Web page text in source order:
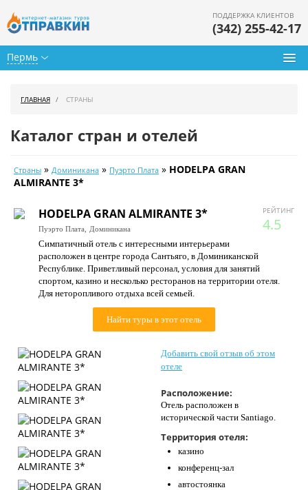
Пермь
ПОДДЕРЖКА КЛИЕНТОВ
(342) 255-42-17
Календарь туров
Цены дня
Страны
Как купить
О нас
ГЛАВНАЯ СТРАНЫ
Каталог стран и отелей
Страны » Доминикана » Пуэрто Плата » HODELPA GRAN
ALMIRANTE 3*
РЕЙТИНГ
4.5
HODELPA GRAN ALMIRANTE 3*
Пуэрто Плата, Доминикана
Симпатичный отель с интересными интерьерами
расположен в центре города Сантьяго, в Доминиканской
Республике. Приветливый персонал, условия для занятий
спортом, казино и несколько ресторанов на территории отеля.
Для неторопливого отдыха всей семьей.
Найти туры в этот отель
Добавить свой отзыв об этом
отеле
Расположение:
Отель расположен в
исторической части Santiago.
Территория отеля:
казино
конференц-зал
автостоянка